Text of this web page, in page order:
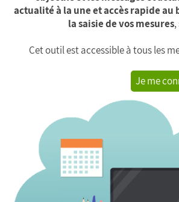
actualité à la une et accès rapide au
la saisie de vos mesures
Cet outil est accessible à tous les
Je me